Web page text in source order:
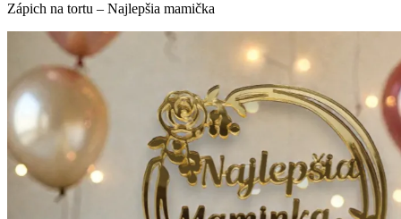
Zápich na tortu – Najlepšia mamička